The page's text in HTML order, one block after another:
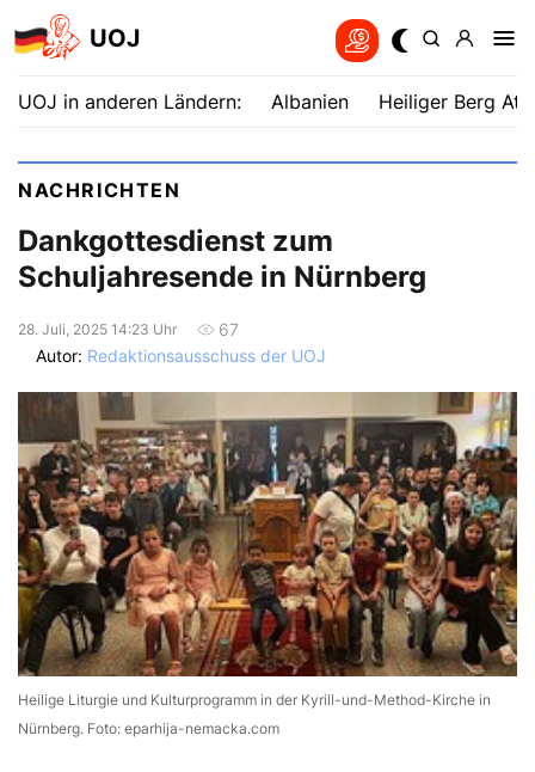
UOJ
UOJ in anderen Ländern: Albanien Heiliger Berg
NACHRICHTEN
Dankgottesdienst zum
Schuljahresende in Nürnberg
28. Juli, 2025 14:23 Uhr
67
Autor: Redaktionsausschuss der UOJ
Heilige Liturgie und Kulturprogramm in der Kyrill-und-Method-Kirche in
Nürnberg. Foto: eparhija-nemacka.com